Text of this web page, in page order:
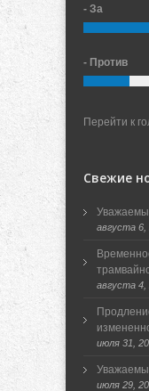
- За
- Против
Перейти к
Свежие
августа 6,
августа 4,
июля 31,
июля 29,